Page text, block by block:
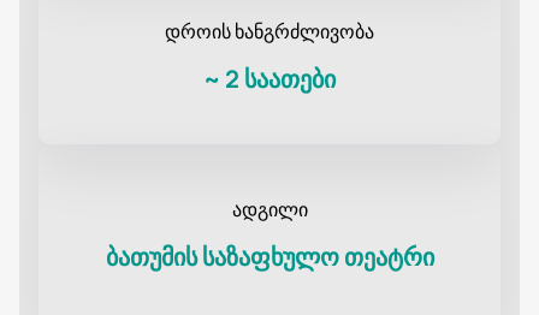
დროის ხანგრძლივობა
~ 2 საათები
ადგილი
ბათუმის საზაფხულო თეატრი